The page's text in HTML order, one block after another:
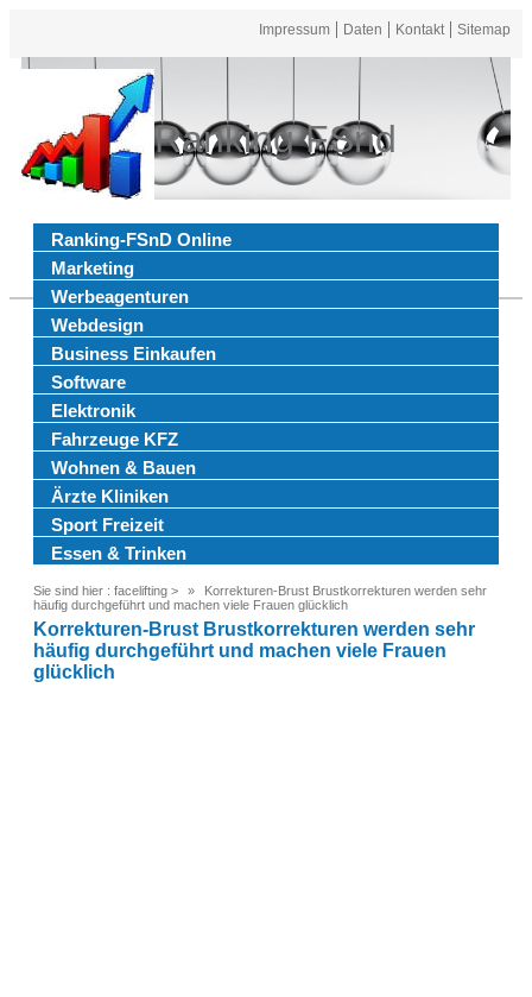
Impressum Daten Kontakt Sitemap
Ranking FSnd
Ranking-FSnD Online
Marketing
Werbeagenturen
Webdesign
Business Einkaufen
Software
Elektronik
Fahrzeuge KFZ
Wohnen & Bauen
Ärzte Kliniken
Sport Freizeit
Essen & Trinken
Sie sind hier : facelifting >
Korrekturen-Brust Brustkorrekturen werden sehr
häufig durchgeführt und machen viele Frauen glücklich
Korrekturen-Brust Brustkorrekturen werden sehr
häufig durchgeführt und machen viele Frauen
glücklich